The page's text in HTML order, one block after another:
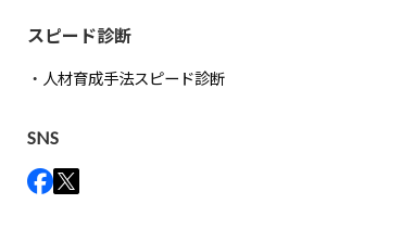
スピード診断
人材育成手法スピード診断
SNS